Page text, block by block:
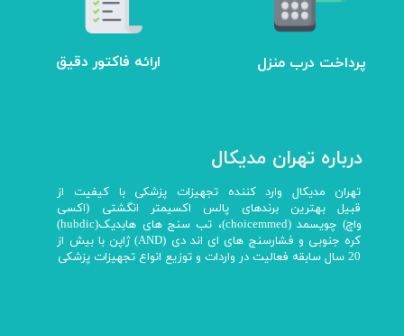
ارائه فاکتور دقیق پرداخت درب منزل
درباره تهران مدیکال
تهران مدیکال وارد کننده تجهیزات پزشکی با کیفیت از
قبیل بهترین برندهای پالس اکسیمتر انگشتی (اکسی
واچ) چویسمد (choicemmed)، تب سنج های هابدیک(hubdic)
کره جنوبی و فشارسنج های ای اند دی (AND) ژاپن با بیش از
20 سال سابقه فعالیت در واردات و توزیع انواع تجهیزات پزشکی